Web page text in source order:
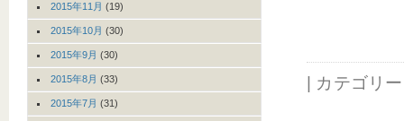
| カテゴリ
2015年11月 (19)
2015年10月 (30)
2015年9月 (30)
2015年8月 (33)
2015年7月 (31)